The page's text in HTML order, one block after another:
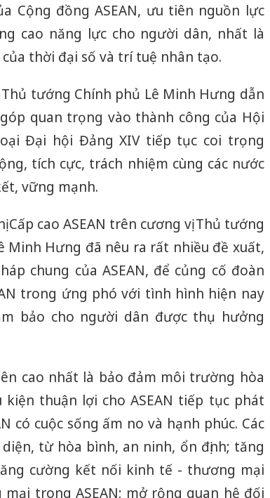
Cộng đồng ASEAN, ưu tiên nguồn lực
cao năng lực cho người dân, nhất là
thời đại số và trí tuệ nhân tạo.
tướng Chính phủ Lê Minh Hưng dẫn
quan trọng vào thành công của Hội
Đại hội Đảng XIV tiếp tục coi trọng
tích cực, trách nhiệm cùng các nước
vững mạnh.
cao ASEAN trên cương vị Thủ tướng
Minh Hưng đã nêu ra rất nhiều đề xuất,
chung của ASEAN, để củng cố đoàn
trong ứng phó với tình hình hiện nay
bảo cho người dân được thụ hưởng
cao nhất là bảo đảm môi trường hòa
thuận lợi cho ASEAN tiếp tục phát
có cuộc sống ấm no và hạnh phúc. Các
từ hòa bình, an ninh, ổn định; tăng
cường kết nối kinh tế - thương mại
trong ASEAN; mở rộng quan hệ đối
Công an
tìm bị hại
án sản
bán yến
Thanh
Moyuum
An
chủ mưu
bán hàng
Quốc ra